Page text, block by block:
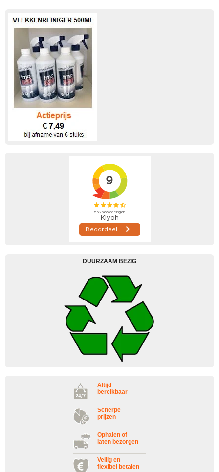
DUURZAAM BEZIG
Altijd
bereikbaar
Scherpe
prijzen
Ophalen of
laten bezorgen
Veilig en
flexibel betalen